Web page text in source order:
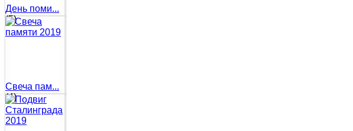
День поми...
(5)
Свеча пам...
(4)